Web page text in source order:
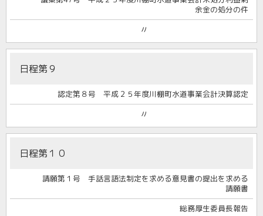
余金の処分の件
〃
日程第９
認定第８号 平成２５年度川棚町水道事業会計決算認定
〃
日程第１０
請願第１号 手話言語法制定を求める意見書の提出を求める
請願書
総務厚生委員長報告